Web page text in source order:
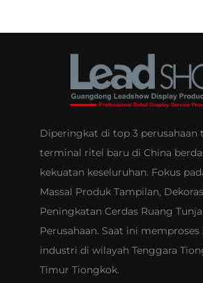
Diperingkat di top 3 perusahaan
terminal ritel baru di China
kekuatan keseluruhan. Fokus
Massal Produk Tampilan,
Peningkatan Cerdas Ruang
Perusahaan. Saat ini memproses
industri di wilayah Tenggara
Timur Tiongkok.